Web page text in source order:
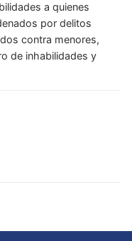
a quienes
por delitos
contra menores,
de inhabilidades y